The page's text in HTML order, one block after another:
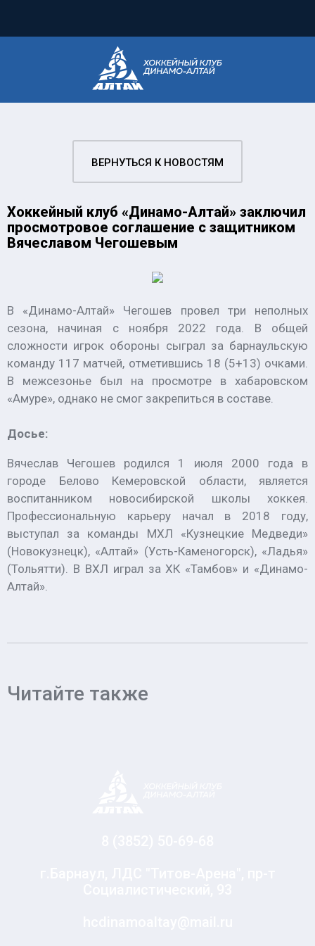
ВЕРНУТЬСЯ К НОВОСТЯМ
Хоккейный клуб «Динамо-Алтай» заключил
просмотровое соглашение с защитником
Вячеславом Чегошевым
В «Динамо-Алтай» Чегошев провел три неполных
сезона, начиная с ноября 2022 года. В общей
сложности игрок обороны сыграл за барнаульскую
команду 117 матчей, отметившись 18 (5+13) очками.
В межсезонье был на просмотре в хабаровском
«Амуре», однако не смог закрепиться в составе.
Досье:
Вячеслав Чегошев родился 1 июля 2000 года в
городе Белово Кемеровской области, является
воспитанником новосибирской школы хоккея.
Профессиональную карьеру начал в 2018 году,
выступал за команды МХЛ «Кузнецкие Медведи»
(Новокузнецк), «Алтай» (Усть-Каменогорск), «Ладья»
(Тольятти). В ВХЛ играл за ХК «Тамбов» и «Динамо-
Алтай».
Читайте также